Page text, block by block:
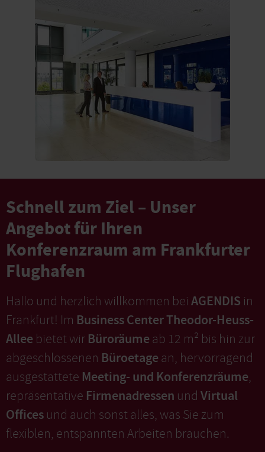
Schnell zum Ziel – Unser
Angebot für Ihren
Konferenzraum am Frankfurter
Flughafen
Hallo und herzlich willkommen bei AGENDIS in
Frankfurt! Im Business Center Theodor-Heuss-
Allee bietet wir Büroräume ab 12 m² bis hin zur
abgeschlossenen Büroetage an, hervorragend
ausgestattete Meeting- und Konferenzräume,
repräsentative Firmenadressen und Virtual
Offices und auch sonst alles, was Sie zum
flexiblen, entspannten Arbeiten brauchen.